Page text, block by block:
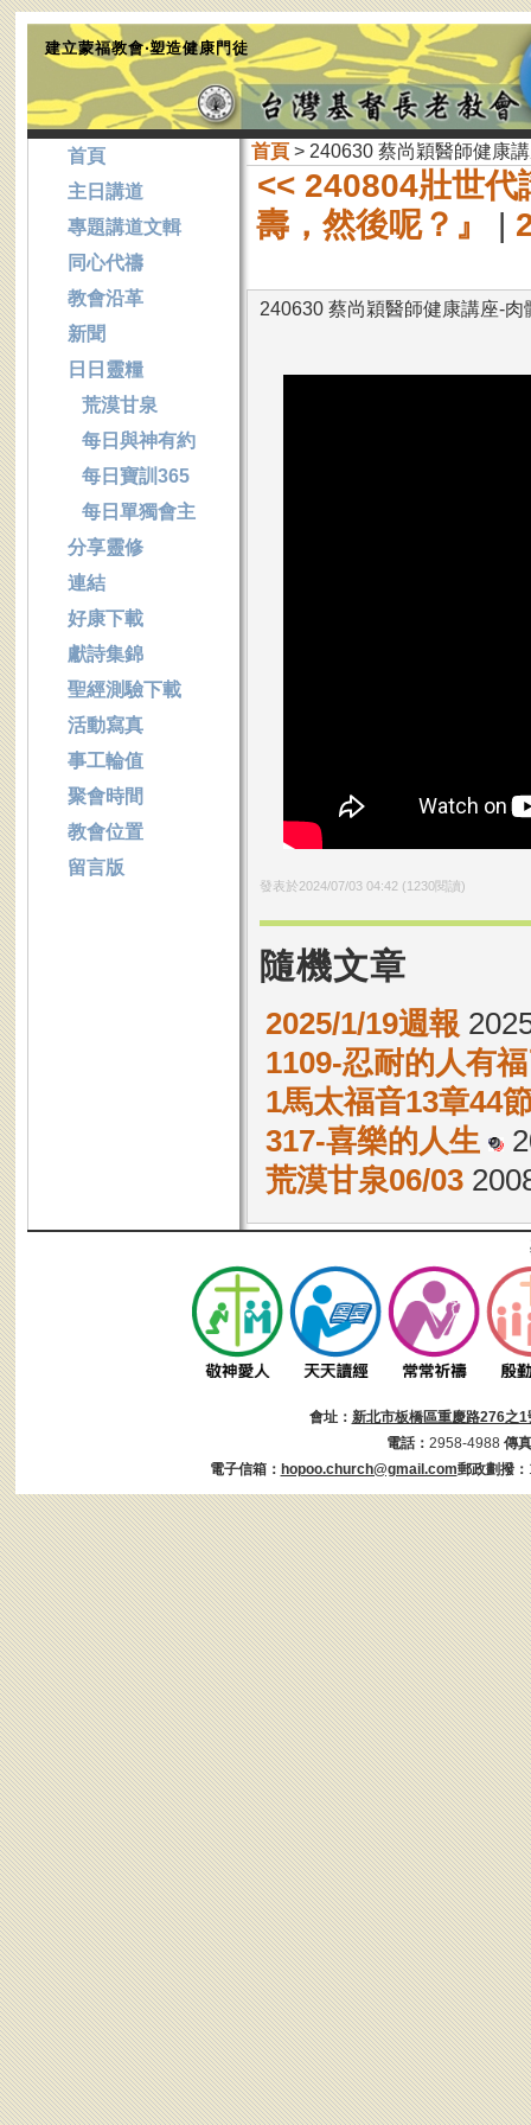
建立蒙福教會‧塑造健康門徒
首頁> 240630 蔡尚穎醫師健康
<< 240804壯世代
壽，然後呢？』
|
240630 蔡尚穎醫師健康講座-
發表於2024/07/03 04:42 (1230閱讀)
隨機文章
2025/1/19週報
1109-忍耐的人有
1馬太福音13章44
317-喜樂的人生
荒漠甘泉06/03
首頁
主日講道
專題講道文輯
同心代禱
教會沿革
新聞
日日靈糧
荒漠甘泉
每日與神有約
每日寶訓365
每日單獨會主
分享靈修
連結
好康下載
獻詩集錦
聖經測驗下載
活動寫真
事工輪值
聚會時間
教會位置
留言版
會址： 新北市板橋區重慶路276之1
電話： 2958-4988 傳
電子信箱： hopoo.church@gmail.com郵政劃撥：